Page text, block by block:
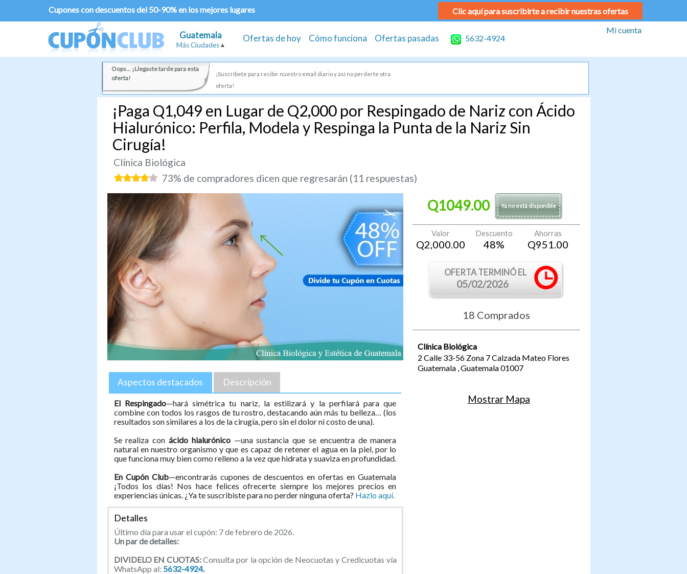
Cupones con descuentos del 50-90% en los mejores lugares Clic aquí para suscribirte a recibir nuestras ofertas
Guatemala
Más Ciudades
Ofertas de hoy Cómo funciona Ofertas pasadas 5632-4924
Mi cuenta
Oops... ¡Llegaste tarde para esta
oferta!
¡Suscríbete para recibir nuestro email diario y así no perderte otra
oferta!
¡Paga Q1,049 en Lugar de Q2,000 por Respingado de Nariz con Ácido
Hialurónico: Perfila, Modela y Respinga la Punta de la Nariz Sin
Cirugía!
Clínica Biológica
73% de compradores dicen que regresarán (11 respuestas)
Aspectos destacados Descripción
El Respingado—hará simétrica tu nariz, la estilizará y la perfilará para que
combine con todos los rasgos de tu rostro, destacando aún más tu belleza… (los
resultados son similares a los de la cirugía, pero sin el dolor ni costo de una).
Se realiza conácido hialurónico —una sustancia que se encuentra de manera
natural en nuestro organismo y que es capaz de retener el agua en la piel, por lo
que funciona muy bien como relleno a la vez que hidrata y suaviza en profundidad.
En Cupón Club—encontrarás cupones de descuentos en ofertas en Guatemala
¡Todos los días! Nos hace felices ofrecerte siempre los mejores precios en
experiencias únicas. ¿Ya te suscribiste para no perder ninguna oferta? Hazlo aquí.
Detalles
Último día para usar el cupón: 7 de febrero de 2026.
Un par de detalles:
DIVIDELO EN CUOTAS:Consulta por la opción de Neocuotas y Credicuotas vía
WhatsApp al: 5632-4924.
Q1049.00 Ya no está disponible
Valor
Q2,000.00
Descuento
48%
Ahorras
Q951.00
OFERTA TERMINÓ EL
05/02/2026
18 Comprados
Clínica Biológica
2 Calle 33-56 Zona 7 Calzada Mateo Flores
Guatemala,Guatemala01007
Mostrar Mapa